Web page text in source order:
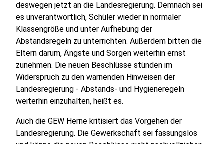
deswegen jetzt an die Landesregierung. Demnach sei
es unverantwortlich, Schüler wieder in normaler
Klassengröße und unter Aufhebung der
Abstandsregeln zu unterrichten. Außerdem bitten die
Eltern darum, Ängste und Sorgen weiterhin ernst
zunehmen. Die neuen Beschlüsse stünden im
Widerspruch zu den warnenden Hinweisen der
Landesregierung - Abstands- und Hygieneregeln
weiterhin einzuhalten, heißt es.
Auch die GEW Herne kritisiert das Vorgehen der
Landesregierung. Die Gewerkschaft sei fassungslos